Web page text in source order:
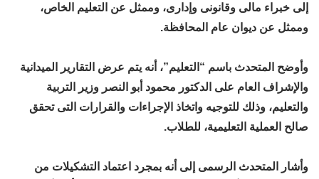
إلى خبراء مالى وقانونى وإدارى، وممثل عن التعليم الخاص،
وممثل عن ديوان عام المحافظة.
وأوضح المتحدث باسم “التعليم”، أنه يتم عرض التقارير الميدانية
والإشراف العام على الدكتور محمود أبو النصر وزير التربية
والتعليم، وذلك للتوجيه واتخاذ الإجراءات والقرارات التى تحقق
صالح العملية التعليمية، للطلاب.
وأشار المتحدث الرسمى إلى أنه بمجرد اعتماد التشكيلات من